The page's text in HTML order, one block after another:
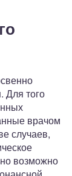
Для того
врачом
случаев,
возможно